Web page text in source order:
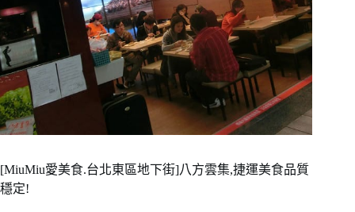
[MiuMiu愛美食.台北東區地下街]八方雲集,捷運美食品質
穩定!